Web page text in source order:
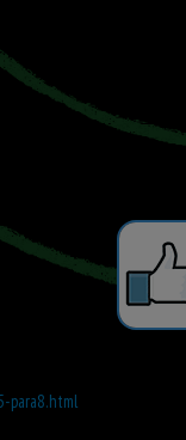
para8.html